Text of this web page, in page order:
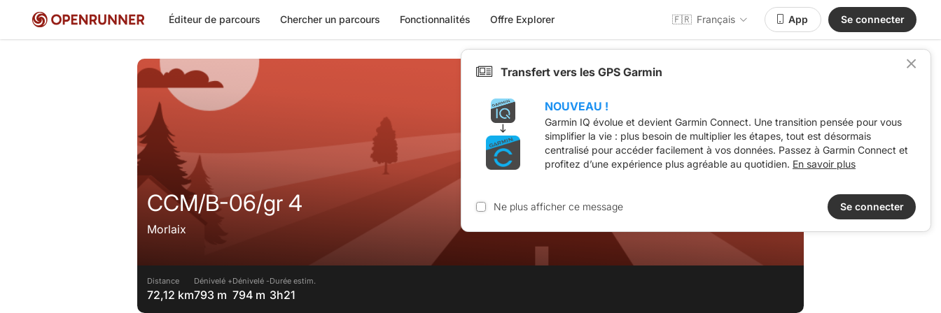
Éditeur de parcours Chercher un parcours Fonctionnalités Offre Explorer 🇫🇷 Français App Se connecter
CCM/B-06/gr 4
Morlaix
Distance
72,12 km
Dénivelé +
793 m
Dénivelé -
794 m
Durée estim.
3h21
Transfert vers les GPS Garmin
NOUVEAU !
Garmin IQ évolue et devient Garmin Connect. Une transition pensée pour vous
simplifier la vie : plus besoin de multiplier les étapes, tout est désormais
centralisé pour accéder facilement à vos données. Passez à Garmin Connect et
profitez d’une expérience plus agréable au quotidien. En savoir plus
Ne plus afficher ce message Se connecter